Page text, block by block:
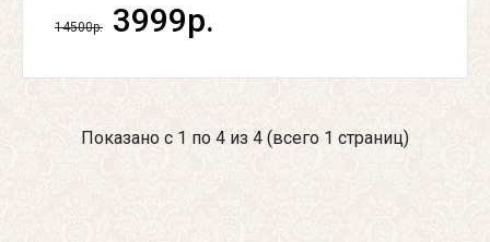
14500р. 3999р.
Показано с 1 по 4 из 4 (всего 1 страниц)